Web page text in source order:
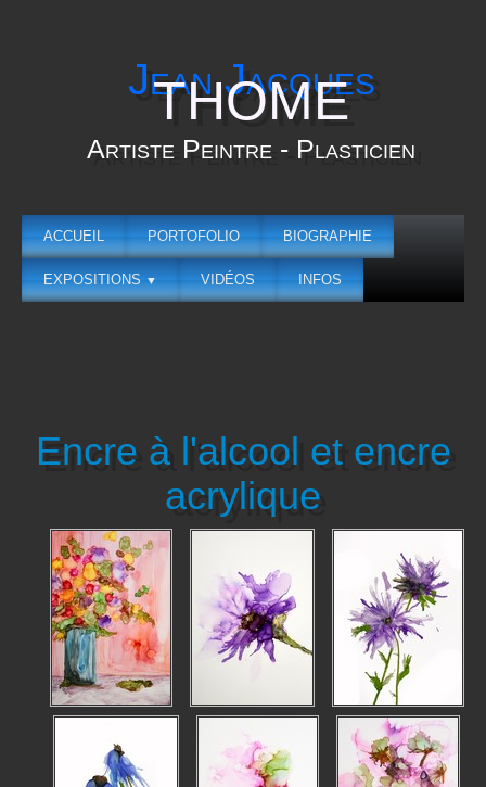
Jean Jacques
THOME
Artiste Peintre - Plasticien
ACCUEIL PORTOFOLIO BIOGRAPHIE
EXPOSITIONS ▼ VIDÉOS INFOS
Encre à l'alcool et encre
acrylique